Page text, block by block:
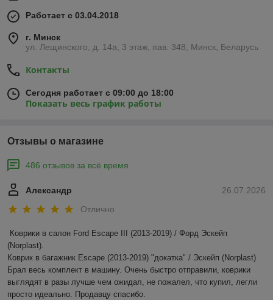
Работает с 03.04.2018
г. Минск
ул. Лещинского, д. 14а, 3 этаж, пав. 348, Минск, Беларусь
Контакты
Сегодня работает с 09:00 до 18:00
Показать весь график работы
Отзывы о магазине
486 отзывов за всё время
26.07.2026
Александр
Отлично
Коврики в салон Ford Escape III (2013-2019) / Форд Эскейп
(Norplast).
Коврик в багажник Escape (2013-2019) "докатка" / Эскейп (Norplast)
Брал весь комплект в машину. Очень быстро отправили, коврики
выглядят в разы лучше чем ожидал, не пожалел, что купил, легли
просто идеально. Продавцу спасибо.